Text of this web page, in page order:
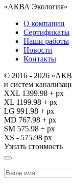
«АКВА Экология»
О компании
Сертификаты
Наши работы
Новости
Контакты
© 2016 - 2026
и систем
XXL 1399.98 + px
XL 1199.98 + px
LG 991.98 + px
MD 767.98 + px
SM 575.98 + px
XS - 575.98 px
Узнать стоимость